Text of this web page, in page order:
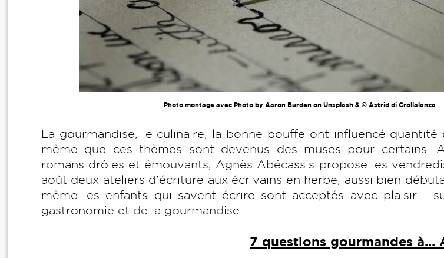
Photo montage avec Photo by Aaron Burden on Unsplash & © Astrid di Crollalanza
La gourmandise, le culinaire, la bonne bouffe ont influencé quantité
même que ces thèmes sont devenus des muses pour certains.
romans drôles et émouvants, Agnès Abécassis propose les
août deux ateliers d’écriture aux écrivains en herbe, aussi bien
même les enfants qui savent écrire sont acceptés avec plaisir -
gastronomie et de la gourmandise.
7 questions gourmandes à...